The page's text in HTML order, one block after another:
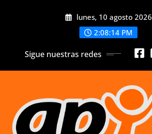
lunes, 10 agosto 2026
2:08:16 PM
Sigue nuestras redes